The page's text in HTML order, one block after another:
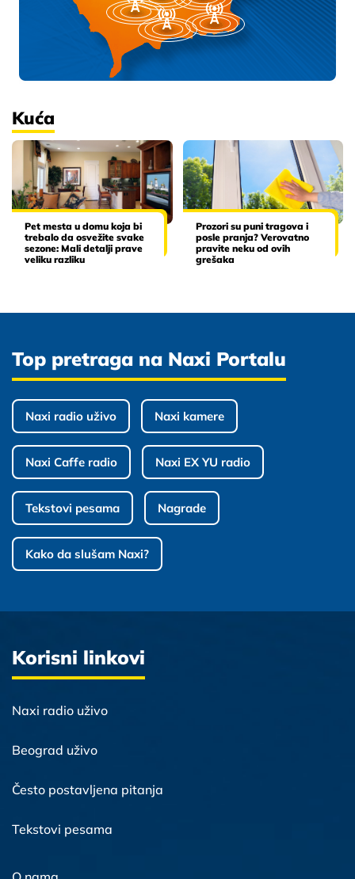
Kuća
Pet mesta u domu koja bi
trebalo da osvežite svake
sezone: Mali detalji prave
veliku razliku
Prozori su puni tragova i
posle pranja? Verovatno
pravite neku od ovih
grešaka
Top pretraga na Naxi Portalu
Naxi radio uživo Naxi kamere
Naxi Caffe radio Naxi EX YU radio
Tekstovi pesama Nagrade
Kako da slušam Naxi?
Korisni linkovi
Naxi radio uživo
Beograd uživo
Često postavljena pitanja
Tekstovi pesama